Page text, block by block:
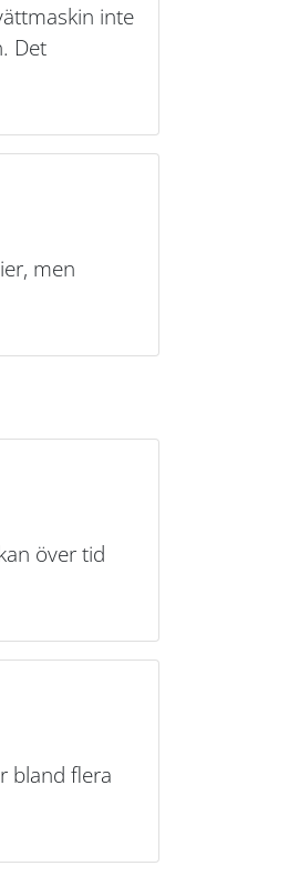
inte
Det
men
över tid
bland flera